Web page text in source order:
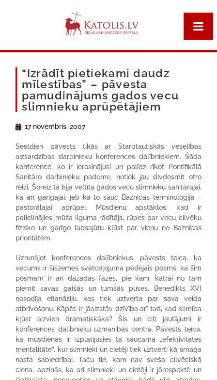
“Izrādīt pietiekami daudz
mīlestības” – pāvesta
pamudinājums gados vecu
slimnieku aprūpētājiem
17 novembris, 2007
Sestdien pāvests tikās ar Starptautiskās veselības
aizsardzības darbinieku konferences dalībniekiem. Šāda
konference, ko ir ierosinājusi un palīdz rīkot Pontifikālā
Sanitāro darbinieku padome, notiek jau divdesmit otro
reizi. Šoreiz tā bija veltīta gados vecu slimnieku sanitārajai,
kā arī garīgajai, jeb kā to sauc Baznīcas terminoloģijā –
pastorālajai aprūpei. Mūsdienu apstākļos, kad ir
palielinājies mūža ilguma rādītājs, rūpes par vecu cilvēku
fizisko un garīgo labsajūtu kļūst par vienu no Baznīcas
prioritātēm.
Uzrunājot konferences dalībniekus, pāvests teica, ka
vecums ir šīszemes svētceļojuma pēdējais posms, ka šim
posmam ir arī dažādas fāzes, pie kam, katrai no tām
piemīt savas gaišās un tumšās puses. Benedikts XVI
nosodīja eitanāziju, kas tiek uztverta par sava veida
atbrīvošanu. Kāpēc ir jāaizstāv dzīvība arī tad, kad slimība
kļūst aizvien dramatiskāka? Šis un citi jautājumi ir
konferences dalībnieku uzmanības centrā. Pāvests teica,
ka mūsdienās ir izplatījusies tā saucamā „efektivitātes
mentalitāte”, kur slimnieki un cietēji tiek uztverti kā smaga
nasta sabiedrībai. Taču tie, kam nav sveša cilvēciskā
cieņa, apzinās, ka arī slimnieki un cietēji ir jārespektē un